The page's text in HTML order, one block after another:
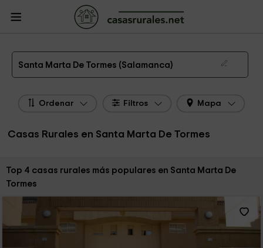
Casas Rurales
Rurales Salamanca
Casas Rurales Santa Marta De Tormes
Las 4 mejores casas rurales en Santa Marta De Tormes de 2026
Santa Marta De Tormes (Salamanca)
Ordenar Filtros Mapa
Casas Rurales en Santa Marta De Tormes
Ordenar por:
Top 4 casas rurales más populares en Santa Marta De
Tormes